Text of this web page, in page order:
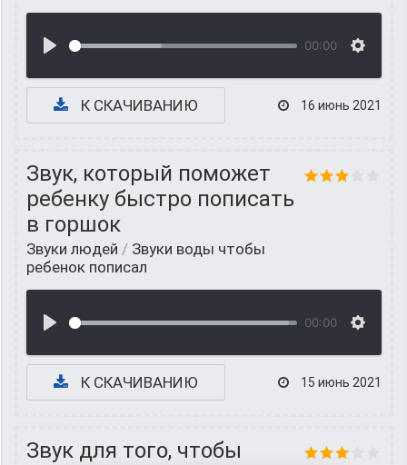
00:00
К СКАЧИВАНИЮ 16 июнь 2021
Звук, который поможет
ребенку быстро пописать
в горшок
Звуки людей / Звуки воды чтобы
ребенок пописал
00:00
К СКАЧИВАНИЮ 15 июнь 2021
Звук для того, чтобы